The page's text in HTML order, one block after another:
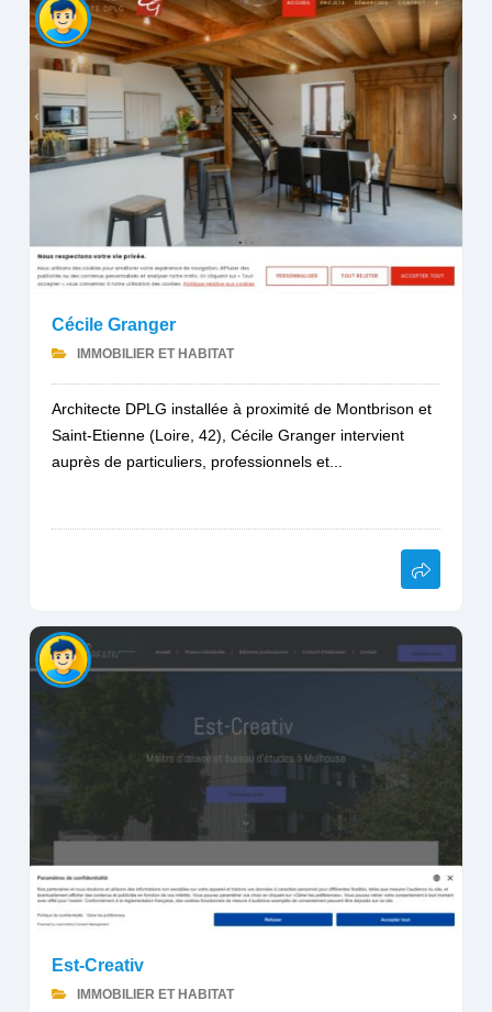
Cécile Granger
IMMOBILIER ET HABITAT
Architecte DPLG installée à proximité de Montbrison et
Saint-Etienne (Loire, 42), Cécile Granger intervient
auprès de particuliers, professionnels et...
Est-Creativ
IMMOBILIER ET HABITAT